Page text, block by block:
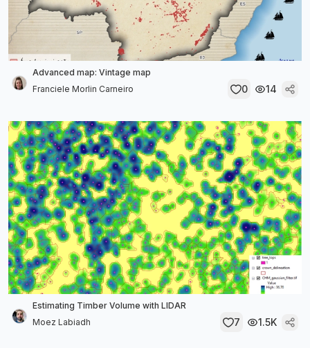
Advanced map: Vintage map
Franciele Morlin Carneiro
0 14
Estimating Timber Volume with LIDAR
Moez Labiadh
7 1.5K